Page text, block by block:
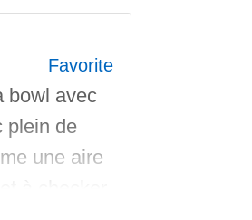
Favorite
bowl avec
plein de
une aire
à checker